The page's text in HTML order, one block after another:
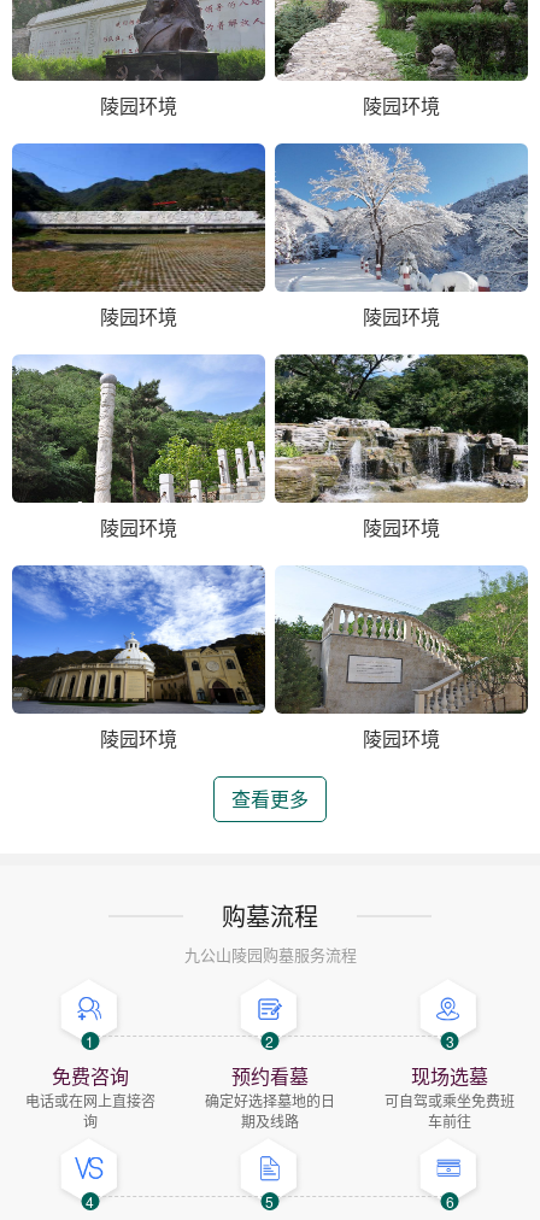
陵园环境 陵园环境
陵园环境 陵园环境
陵园环境 陵园环境
陵园环境 陵园环境
查看更多
购墓流程
九公山陵园购墓服务流程
1
免费咨询
电话或在网上直接咨
询
2
预约看墓
确定好选择墓地的日
期及线路
3
现场选墓
可自驾或乘坐免费班
车前往
4 5 6